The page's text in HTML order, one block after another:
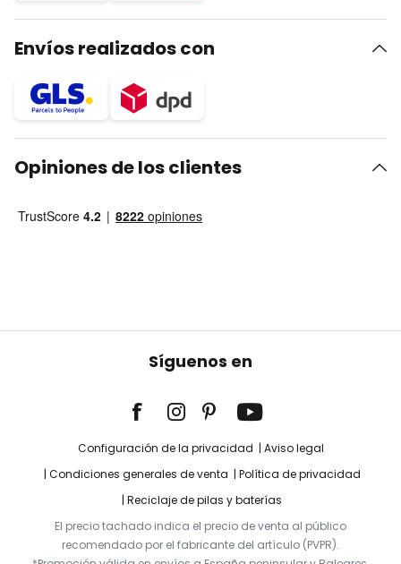
Envíos realizados con
Opiniones de los clientes
Síguenos en
Configuración de la privacidad
Aviso legal
Condiciones generales de venta
Política de privacidad
Reciclaje de pilas y baterías
El precio tachado indica el precio de venta al público
recomendado por el fabricante del artículo (PVPR).